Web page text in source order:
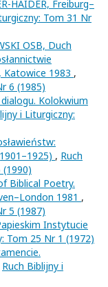
HAIDER, Freiburg–
Tom 31 Nr
OSB, Duch
Katowice 1983 ,
6 (1985)
Kolokwium
i Liturgiczny:
, Ruch
Biblical Poetry.
1981 ,
5 (1987)
Instytucie
Tom 25 Nr 1 (1972)
Ruch Biblijny i